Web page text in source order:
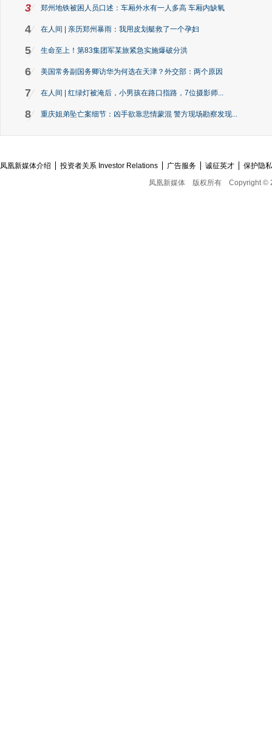
3 郑州地铁被困人员口述：车厢外水有一人多高 车厢内缺氧
4 在人间 | 亲历郑州暴雨：我用皮划艇救了一个孕妇
5 生命至上！第83集团军某旅紧急实施爆破分洪
6 美国常务副国务卿访华为何选在天津？外交部：两个原因
7 在人间 | 红绿灯被淹后，小男孩在路口指路，7位摄影师...
8 重庆姐弟坠亡案细节：凶手欲靠悲情蒙混 警方现场勘察发现...
凤凰新媒体介绍 投资者关系 Investor Relations 广告服务 诚征英才
保护隐
凤凰新媒体
版权所有 Copyright ©